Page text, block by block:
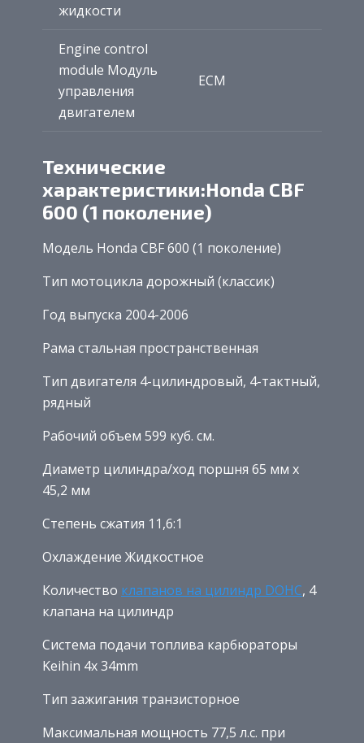
жидкости
Engine control
module Модуль
управления
двигателем
ECM
Технические
характеристики:Honda CBF
600 (1 поколение)
Модель Honda CBF 600 (1 поколение)
Тип мотоцикла дорожный (классик)
Год выпуска 2004-2006
Рама стальная пространственная
Тип двигателя 4-цилиндровый, 4-тактный,
рядный
Рабочий объем 599 куб. см.
Диаметр цилиндра/ход поршня 65 мм х
45,2 мм
Степень сжатия 11,6:1
Охлаждение Жидкостное
Количество клапанов на цилиндр DOHC, 4
клапана на цилиндр
Система подачи топлива карбюраторы
Keihin 4x 34mm
Тип зажигания транзисторное
Максимальная мощность 77,5 л.с. при